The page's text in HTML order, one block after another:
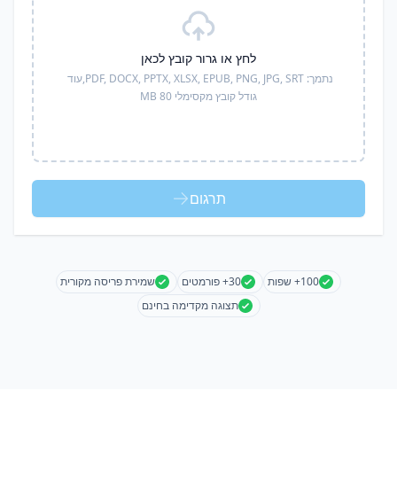
לחץ או גרור קובץ לכאן
נתמך: PDF, DOCX, PPTX, XLSX, EPUB, PNG, JPG, SRT, עוד
גודל קובץ מקסימלי 80 MB
תרגום
100+ שפות 30+ פורמטים
שמירת פריסה מקורית
תצוגה מקדימה בחינם